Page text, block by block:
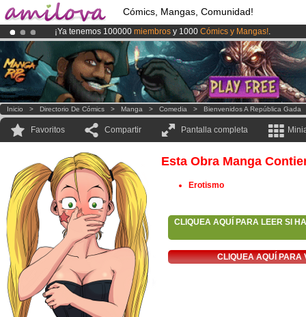
Cómics, Mangas, Comunidad!
¡Ya tenemos 100000 miembros y 1000 Cómics y Mangas!.
¡Conviertete en Premium por3.95 eurosal mes!Hazte Premium ya
El Kickstarter Amilova está desormado lanzado!.
Inicio > Directorio De Cómics > Manga > Comedia > Bienvenidos A República Gada
Favoritos Compartir Pantalla completa
Esta Obra Manga
Erotismo
CLIQUEA AQUÍ PARA LEER SI
CLIQUEA AQUÍ PARA